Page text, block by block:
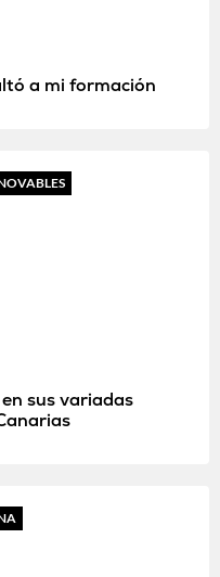
a mi formación
sus variadas